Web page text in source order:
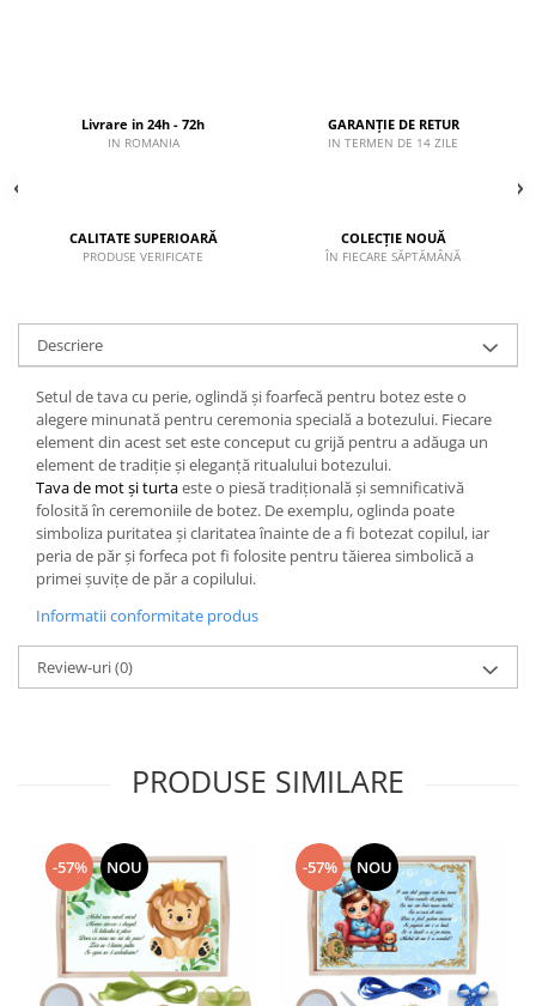
Livrare in 24h - 72h
IN ROMANIA
GARANȚIE DE RETUR
IN TERMEN DE 14 ZILE
CALITATE SUPERIOARĂ
PRODUSE VERIFICATE
COLECȚIE NOUĂ
ÎN FIECARE SĂPTĂMÂNĂ
Descriere
Setul de tava cu perie, oglindă și foarfecă pentru botez este o
alegere minunată pentru ceremonia specială a botezului. Fiecare
element din acest set este conceput cu grijă pentru a adăuga un
element de tradiție și eleganță ritualului botezului.
Tava de mot și turtaeste o piesă tradițională și semnificativă
folosită în ceremoniile de botez. De exemplu, oglinda poate
simboliza puritatea și claritatea înainte de a fi botezat copilul, iar
peria de păr și forfeca pot fi folosite pentru tăierea simbolică a
primei șuvițe de păr a copilului.
Informatii conformitate produs
Review-uri(0)
PRODUSE SIMILARE
-57% NOU -57% NOU